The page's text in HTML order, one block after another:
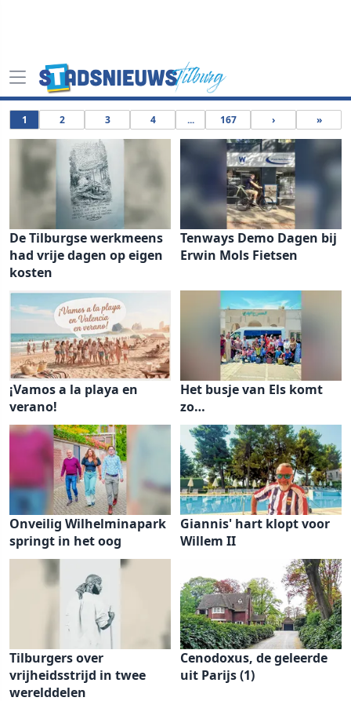
1 2 3 4 ... 167 › »
De Tilburgse werkmeens
had vrije dagen op eigen
kosten
Tenways Demo Dagen bij
Erwin Mols Fietsen
¡Vamos a la playa en
verano!
Het busje van Els komt
zo…
Onveilig Wilhelminapark
springt in het oog
Giannis' hart klopt voor
Willem II
Tilburgers over
vrijheidsstrijd in twee
werelddelen
Cenodoxus, de geleerde
uit Parijs (1)